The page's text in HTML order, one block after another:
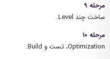
مرحله ۹
ساخت چند Level.
مرحله ۱۰
Optimization، تست و Build.